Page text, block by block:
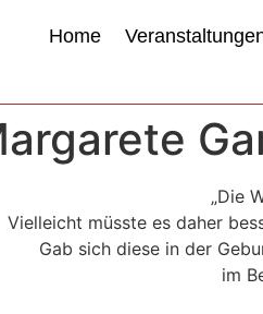
Home
„Die
Vielleicht müsste es daher
Gab sich diese in der
im